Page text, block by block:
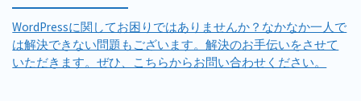
WordPressに関してお困りではありませんか？なかなか一人で
は解決できない問題もございます。解決のお手伝いをさせて
いただきます。ぜひ、こちらからお問い合わせください。